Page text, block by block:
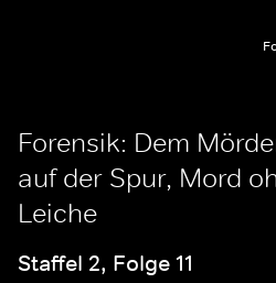
Forensik: Dem
auf der Spur, Mord
Leiche
Staffel 2, Folge 11